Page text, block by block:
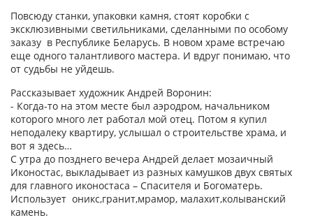
Повсюду станки, упаковки камня, стоят коробки с
эксклюзивными светильниками, сделанными по особому
заказу в Республике Беларусь. В новом храме встречаю
еще одного талантливого мастера. И вдруг понимаю, что
от судьбы не уйдешь.
Рассказывает художник Андрей Воронин:
- Когда-то на этом месте был аэродром, начальником
которого много лет работал мой отец. Потом я купил
неподалеку квартиру, услышал о строительстве храма, и
вот я здесь…
С утра до позднего вечера Андрей делает мозаичный
Иконостас, выкладывает из разных камушков двух святых
для главного иконостаса – Спасителя и Богоматерь.
Использует оникс,гранит,мрамор, малахит,колыванский
камень.